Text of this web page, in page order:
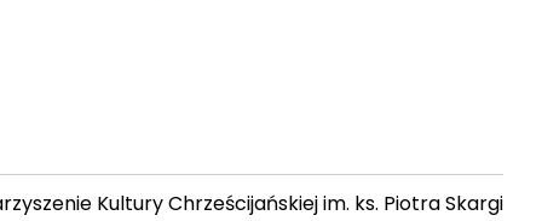
Kultury Chrześcijańskiej im. ks. Piotra Skargi